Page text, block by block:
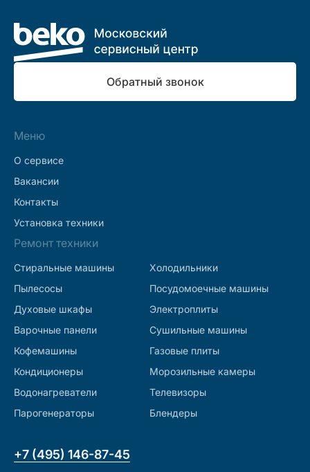
Обратный звонок
Меню
О сервисе
Вакансии
Контакты
Установка техники
Ремонт техники
Стиральные машины
Холодильники
Пылесосы
Посудомоечные машины
Духовые шкафы
Электроплиты
Варочные панели
Сушильные машины
Кофемашины
Газовые плиты
Кондиционеры
Морозильные камеры
Водонагреватели
Телевизоры
Парогенераторы
Блендеры
+7 (495) 146-87-45